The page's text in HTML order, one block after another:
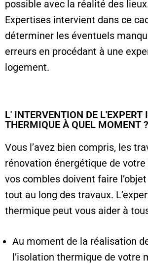
possible avec la réalité des
Expertises intervient dans ce
déterminer les éventuels
erreurs en procédant à une
logement.
L' INTERVENTION DE L'EXPERT
THERMIQUE À QUEL MOMENT ?
Vous l’avez bien compris, les
rénovation énergétique de
vos combles doivent faire l’objet
tout au long des travaux.
thermique peut vous aider à
Au moment de la réalisation
l’isolation thermique de votre